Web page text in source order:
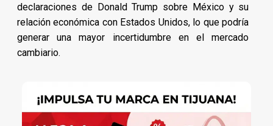
declaraciones de Donald Trump sobre México y su
relación económica con Estados Unidos, lo que podría
generar una mayor incertidumbre en el mercado
cambiario.